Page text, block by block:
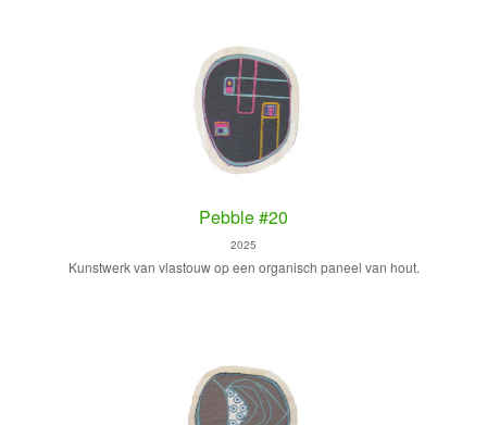
Pebble #20
2025
Kunstwerk van vlastouw op een organisch paneel van hout.